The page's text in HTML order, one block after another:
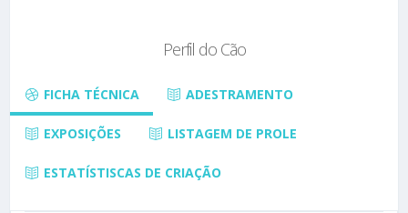
Perfil do Cão
FICHA TÉCNICA ADESTRAMENTO
EXPOSIÇÕES LISTAGEM DE PROLE
ESTATÍSTISCAS DE CRIAÇÃO